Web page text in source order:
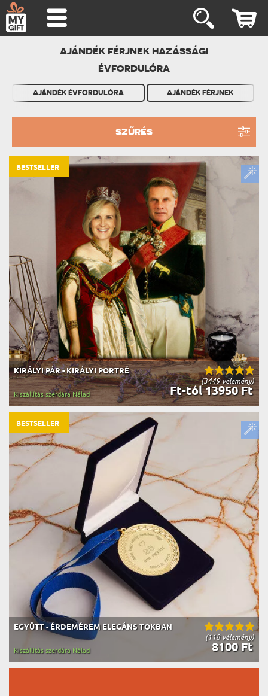
AJÁNDÉK FÉRJNEK HAZÁSSÁGI
ÉVFORDULÓRA
AJÁNDÉK ÉVFORDULÓRA AJÁNDÉK FÉRJNEK
SZŰRÉS
(3449 vélemény)
KIRÁLYI PÁR - KIRÁLYI PORTRÉ
Ft-tól 13950 Ft
Kiszállítás szerdára Nálad
BESTSELLER
(118 vélemény)
EGYÜTT - ÉRDEMÉREM ELEGÁNS TOKBAN
8100 Ft
Kiszállítás szerdára Nálad
BESTSELLER